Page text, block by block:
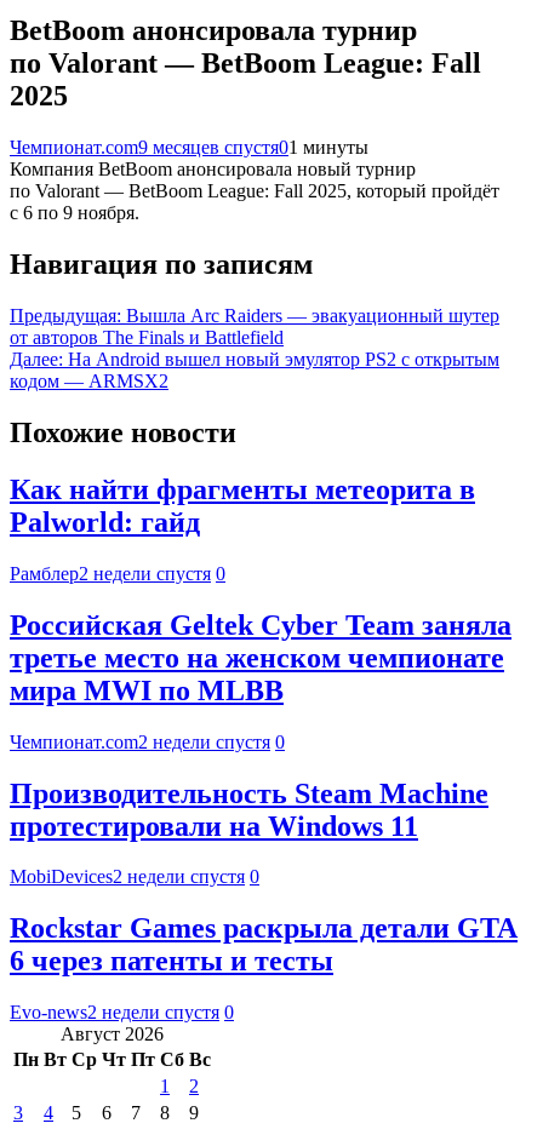
BetBoom анонсировала турнир
по Valorant — BetBoom League: Fall
2025
Чемпионат.com9 месяцев спустя01 минуты
Компания BetBoom анонсировала новый турнир
по Valorant — BetBoom League: Fall 2025, который пройдёт
с 6 по 9 ноября.
Навигация по записям
Предыдущая: Вышла Arc Raiders — эвакуационный шутер
от авторов The Finals и Battlefield
Далее: На Android вышел новый эмулятор PS2 с открытым
кодом — ARMSX2
Похожие новости
Как найти фрагменты метеорита в
Palworld: гайд
Рамблер2 недели спустя 0
Российская Geltek Cyber Team заняла
третье место на женском чемпионате
мира MWI по MLBB
Чемпионат.com2 недели спустя 0
Производительность Steam Machine
протестировали на Windows 11
MobiDevices2 недели спустя 0
Rockstar Games раскрыла детали GTA
6 через патенты и тесты
Evo-news2 недели спустя 0
Август 2026
Пн Вт Ср Чт Пт Сб Вс
1
2
3
4 5 6 7 8 9